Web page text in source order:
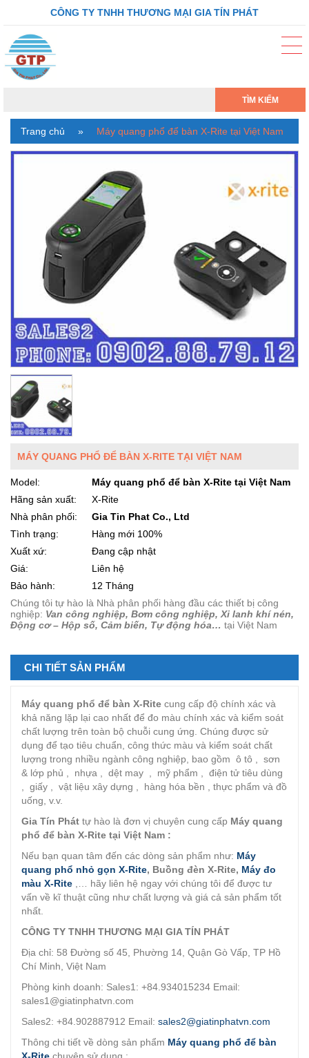
CÔNG TY TNHH THƯƠNG MẠI GIA TÍN PHÁT
TÌM KIẾM
Trang chủ » Máy quang phổ để bàn X-Rite tại Việt Nam
MÁY QUANG PHỔ ĐỂ BÀN X-RITE TẠI VIỆT NAM
Model:
Máy quang phổ để bàn X-Rite tại Việt Nam
Hãng sản xuất:
X-Rite
Nhà phân phối:
Gia Tin Phat Co., Ltd
Tình trạng:
Hàng mới 100%
Xuất xứ:
Đang cập nhật
Giá:
Liên hệ
Bảo hành:
12 Tháng
Chúng tôi tự hào là Nhà phân phối hàng đầu các thiết bị công
nghiệp: Van công nghiệp, Bơm công nghiệp, Xi lanh khí nén,
Động cơ – Hộp số, Cảm biến, Tự động hóa… tại Việt Nam
CHI TIẾT SẢN PHẨM
Máy quang phổ để bàn X-Rite cung cấp độ chính xác và
khả năng lặp lại cao nhất để đo màu chính xác và kiểm soát
chất lượng trên toàn bộ chuỗi cung ứng. Chúng được sử
dụng để tạo tiêu chuẩn, công thức màu và kiểm soát chất
lượng trong nhiều ngành công nghiệp, bao gồm ô tô , sơn
& lớp phủ , nhựa , dệt may , mỹ phẩm , điện tử tiêu dùng
, giấy , vật liệu xây dựng , hàng hóa bền , thực phẩm và đồ
uống, v.v.
Gia Tín Phát tự hào là đơn vị chuyên cung cấp Máy quang
phổ để bàn X-Rite tại Việt Nam :
Nếu bạn quan tâm đến các dòng sản phẩm như: Máy
quang phổ nhỏ gọn X-Rite, Buồng đèn X-Rite, Máy đo
màu X-Rite ,… hãy liên hệ ngay với chúng tôi để được tư
vấn về kĩ thuật cũng như chất lượng và giá cả sản phẩm tốt
nhất.
CÔNG TY TNHH THƯƠNG MẠI GIA TÍN PHÁT
Địa chỉ: 58 Đường số 45, Phường 14, Quận Gò Vấp, TP Hồ
Chí Minh, Việt Nam
Phòng kinh doanh: Sales1: +84.934015234 Email:
sales1@giatinphatvn.com
Sales2: +84.902887912 Email: sales2@giatinphatvn.com
Thông chi tiết về dòng sản phẩm Máy quang phổ để bàn